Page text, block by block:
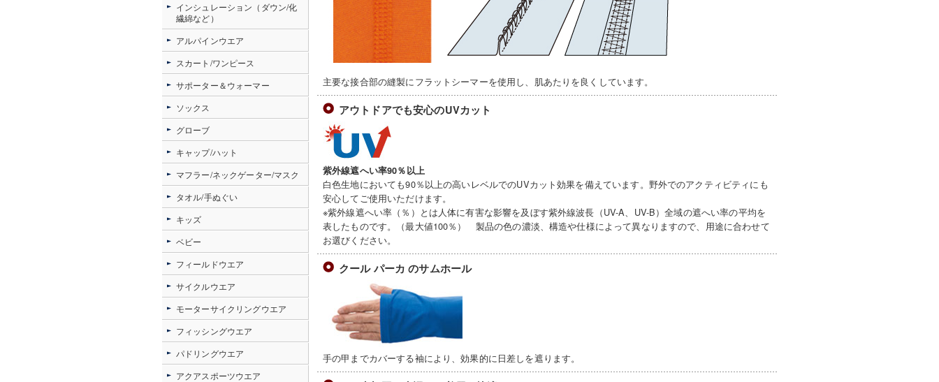
主要な接合部の縫製にフラットシーマーを使用し、肌あたりを良くしています。
アウトドアでも安心のUVカット
紫外線遮へい率90％以上
白色生地においても90％以上の高いレベルでのUVカット効果を備えています。野外でのアクティビティにも
安心してご使用いただけます。
※紫外線遮へい率（％）とは人体に有害な影響を及ぼす紫外線波長（UV-A、UV-B）全域の遮へい率の平均を
表したものです。（最大値100％） 製品の色の濃淡、構造や仕様によって異なりますので、用途に合わせて
お選びください。
クール パーカ のサムホール
手の甲までカバーする袖により、効果的に日差しを遮ります。
インシュレーション（ダウン/化
繊綿など）
アルパインウエア
スカート/ワンピース
サポーター＆ウォーマー
ソックス
グローブ
キャップ/ハット
マフラー/ネックゲーター/マスク
タオル/手ぬぐい
キッズ
ベビー
フィールドウエア
サイクルウエア
モーターサイクリングウエア
フィッシングウエア
パドリングウエア
アクアスポーツウエア